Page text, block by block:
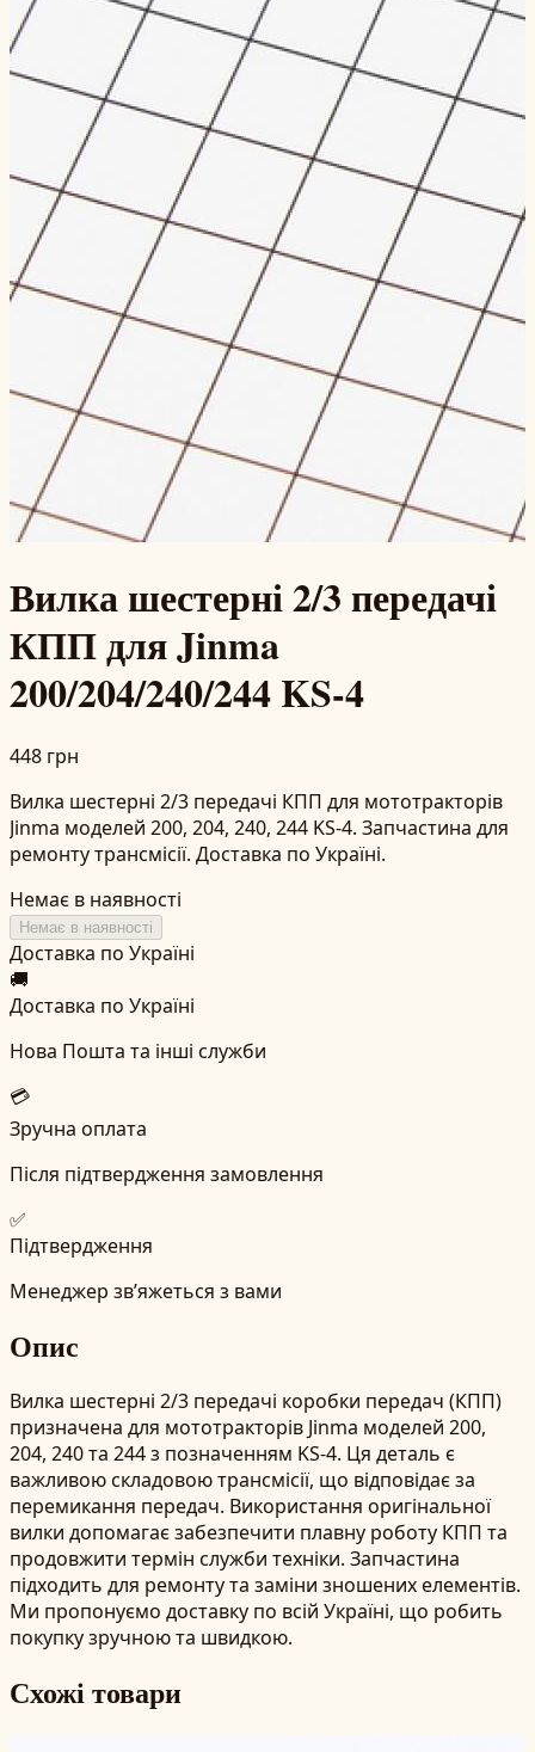
Вилка шестерні 2/3 передачі
КПП для Jinma
200/204/240/244 KS-4
448 грн
Вилка шестерні 2/3 передачі КПП для мототракторів
Jinma моделей 200, 204, 240, 244 KS-4. Запчастина для
ремонту трансмісії. Доставка по Україні.
Немає в наявності
Немає в наявності
Доставка по Україні
🚚
Доставка по Україні
Нова Пошта та інші служби
💳
Зручна оплата
Після підтвердження замовлення
✅
Підтвердження
Менеджер зв’яжеться з вами
Опис
Вилка шестерні 2/3 передачі коробки передач (КПП)
призначена для мототракторів Jinma моделей 200,
204, 240 та 244 з позначенням KS-4. Ця деталь є
важливою складовою трансмісії, що відповідає за
перемикання передач. Використання оригінальної
вилки допомагає забезпечити плавну роботу КПП та
продовжити термін служби техніки. Запчастина
підходить для ремонту та заміни зношених елементів.
Ми пропонуємо доставку по всій Україні, що робить
покупку зручною та швидкою.
Схожі товари